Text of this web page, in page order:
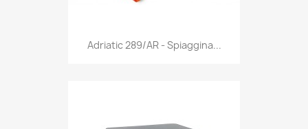
Anteprima
Adriatic 289/AR - Spiaggina...